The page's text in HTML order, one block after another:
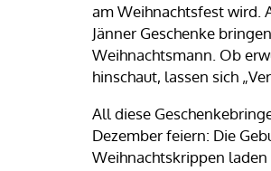
am Weihnachtsfest wird.
Jänner Geschenke
Weihnachtsmann. Ob
hinschaut, lassen sich
All diese
Dezember feiern: Die
Weihnachtskrippen laden